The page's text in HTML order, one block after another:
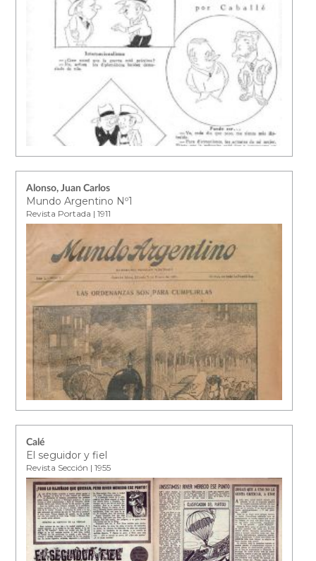
Alonso, Juan Carlos
Mundo Argentino Nº1
Revista Portada | 1911
Calé
El seguidor y fiel
Revista Sección | 1955